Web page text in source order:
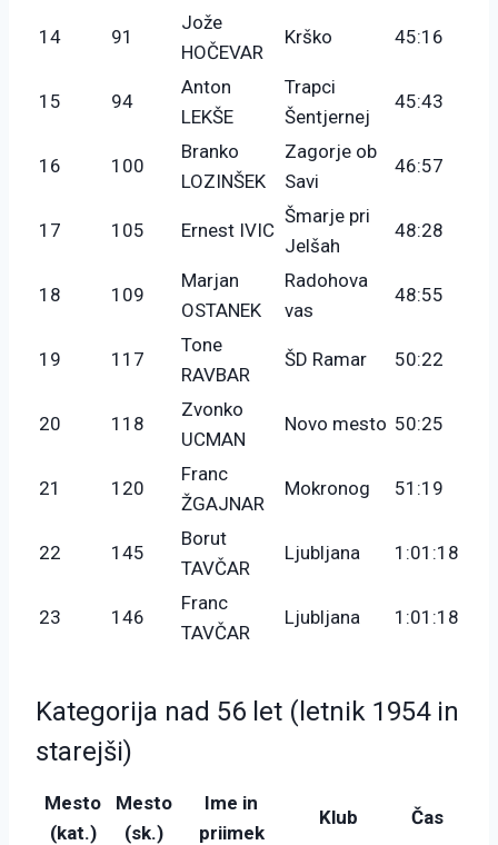
14 91
Jože
HOČEVAR
Krško 45:16
15 94
Anton
LEKŠE
Trapci
Šentjernej
45:43
16 100
Branko
LOZINŠEK
Zagorje ob
Savi
46:57
17 105 Ernest IVIC
Šmarje pri
Jelšah
48:28
18 109
Marjan
OSTANEK
Radohova
vas
48:55
19 117
Tone
RAVBAR
ŠD Ramar 50:22
20 118
Zvonko
UCMAN
Novo mesto 50:25
21 120
Franc
ŽGAJNAR
Mokronog 51:19
22 145
Borut
TAVČAR
Ljubljana 1:01:18
23 146
Franc
TAVČAR
Ljubljana 1:01:18
Kategorija nad 56 let (letnik 1954 in
starejši)
Mesto
(kat.)
Mesto
(sk.)
Ime in
priimek
Klub Čas